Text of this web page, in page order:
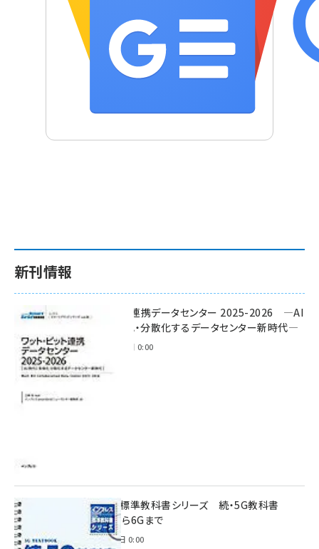
新刊情報
ワット・ビット連携データセンター 2025-2026 ―AI
時代に多様化・分散化するデータセンター新時代―
2025年11月28日 0:00
インプレス標準教科書シリーズ 続・5G教科書
NSA/SAから6Gまで
2023年4月3日 0:00